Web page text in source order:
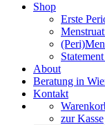
Shop
Erste
About
Beratung in
Kontakt
zur Kasse